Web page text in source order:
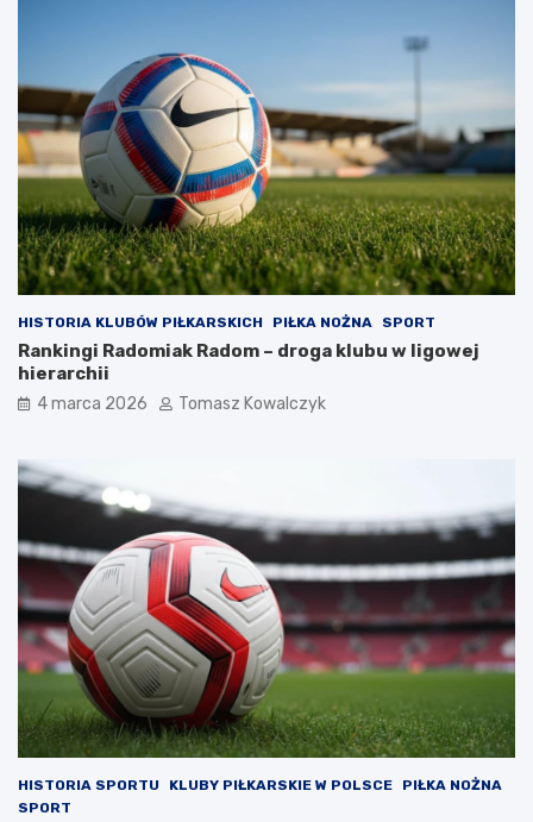
HISTORIA KLUBÓW PIŁKARSKICH PIŁKA NOŻNA SPORT
Rankingi Radomiak Radom – droga klubu w ligowej
hierarchii
4 marca 2026 Tomasz Kowalczyk
HISTORIA SPORTU KLUBY PIŁKARSKIE W POLSCE
PIŁKA NOŻNA
SPORT